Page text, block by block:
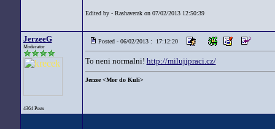
Edited by - Rashaverak on 07/02/2013 12:50:39
JerzeeG
Moderator
4364 Posts
Posted - 06/02/2013 : 17:12:20
To neni normalni! http://milujipraci.cz/
Jerzee <Mor do Kuli>